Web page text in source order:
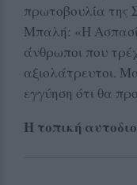
πρωτοβουλία της
Μπαλή: «Η
άνθρωποι που
αξιολάτρευτοι.
εγγύηση ότι θα
Η τοπική